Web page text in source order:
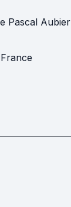
Pascal Aubier
France